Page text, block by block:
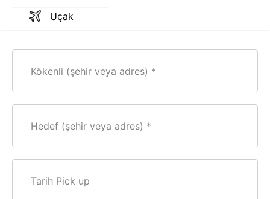
Uçak
Kökenli (şehir veya adres)
Hedef (şehir veya adres)
Tarih Pick up